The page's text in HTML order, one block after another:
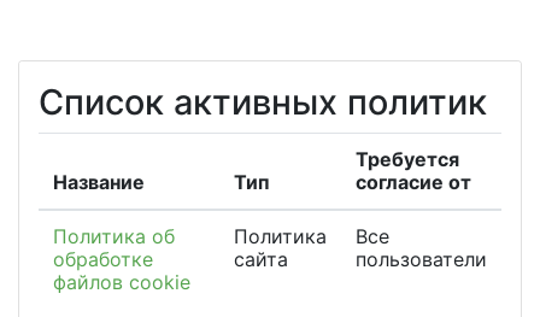
Список активных политик
Название Тип
Требуется
согласие от
Политика об
обработке
файлов cookie
Политика
сайта
Все
пользователи